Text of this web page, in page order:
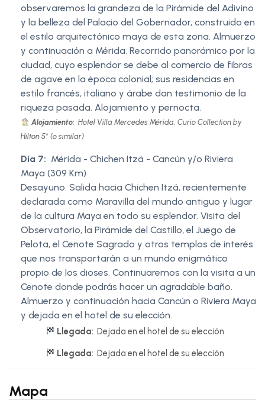
observaremos la grandeza de la Pirámide del Adivino
y la belleza del Palacio del Gobernador, construido en
el estilo arquitectónico maya de esta zona. Almuerzo
y continuación a Mérida. Recorrido panorámico por la
ciudad, cuyo esplendor se debe al comercio de fibras
de agave en la época colonial; sus residencias en
estilo francés, italiano y árabe dan testimonio de la
riqueza pasada. Alojamiento y pernocta.
Alojamiento: Hotel Villa Mercedes Mérida, Curio Collection by
Hilton 5* (o similar)
Día 7: Mérida - Chichen Itzá - Cancún y/o Riviera
Maya (309 Km)
Desayuno. Salida hacia Chichen Itzá, recientemente
declarada como Maravilla del mundo antiguo y lugar
de la cultura Maya en todo su esplendor. Visita del
Observatorio, la Pirámide del Castillo, el Juego de
Pelota, el Cenote Sagrado y otros templos de interés
que nos transportarán a un mundo enigmático
propio de los dioses. Continuaremos con la visita a un
Cenote donde podrás hacer un agradable baño.
Almuerzo y continuación hacia Cancún o Riviera Maya
y dejada en el hotel de su elección.
Llegada: Dejada en el hotel de su elección
Llegada: Dejada en el hotel de su elección
Mapa